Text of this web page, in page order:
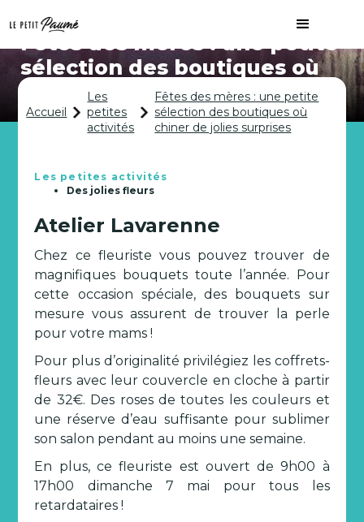
Fêtes des mères : une petite
sélection des boutiques où
chiner de jolies surprises
Accueil
Les
petites
activités
Fêtes des mères : une petite
sélection des boutiques où
chiner de jolies surprises
Les petites activités
Des jolies fleurs
Atelier Lavarenne
Chez ce fleuriste vous pouvez trouver de
magnifiques bouquets toute l’année. Pour
cette occasion spéciale, des bouquets sur
mesure vous assurent de trouver la perle
pour votre mams !
Pour plus d’originalité privilégiez les coffrets-
fleurs avec leur couvercle en cloche à partir
de 32€. Des roses de toutes les couleurs et
une réserve d’eau suffisante pour sublimer
son salon pendant au moins une semaine.
En plus, ce fleuriste est ouvert de 9h00 à
17h00 dimanche 7 mai pour tous les
retardataires !